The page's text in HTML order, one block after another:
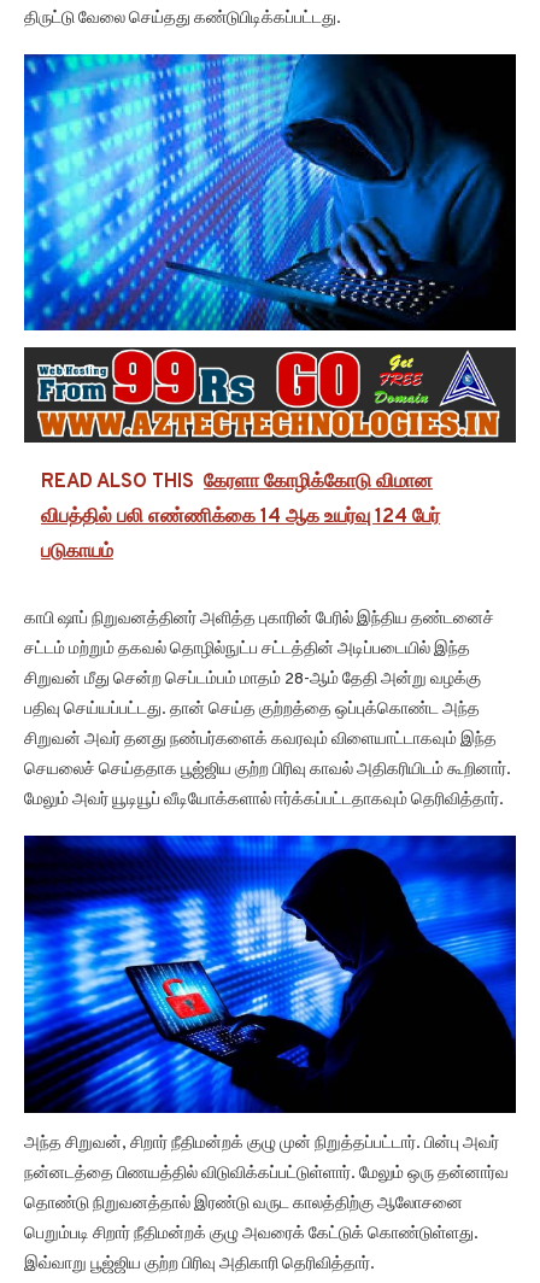
திருட்டு வேலை செய்தது கண்டுபிடிக்கப்பட்டது.
READ ALSO THIS கேரளா கோழிக்கோடு விமான
விபத்தில் பலி எண்ணிக்கை 14 ஆக உயர்வு 124 பேர்
படுகாயம்
காபி ஷாப் நிறுவனத்தினர் அளித்த புகாரின் பேரில் இந்திய தண்டனைச்
சட்டம் மற்றும் தகவல் தொழில்நுட்ப சட்டத்தின் அடிப்படையில் இந்த
சிறுவன் மீது சென்ற செப்டம்பம் மாதம் 28-ஆம் தேதி அன்று வழக்கு
பதிவு செய்யப்பட்டது. தான் செய்த குற்றத்தை ஒப்புக்கொண்ட அந்த
சிறுவன் அவர் தனது நண்பர்களைக் கவரவும் விளையாட்டாகவும் இந்த
செயலைச் செய்ததாக பூஜ்ஜிய குற்ற பிரிவு காவல் அதிகரியிடம் கூறினார்.
மேலும் அவர் யூடியூப் வீடியோக்களால் ஈர்க்கப்பட்டதாகவும் தெரிவித்தார்.
அந்த சிறுவன், சிறார் நீதிமன்றக் குழு முன் நிறுத்தப்பட்டார். பின்பு அவர்
நன்னடத்தை பிணயத்தில் விடுவிக்கப்பட்டுள்ளார். மேலும் ஒரு தன்னார்வ
தொண்டு நிறுவனத்தால் இரண்டு வருட காலத்திற்கு ஆலோசனை
பெறும்படி சிறார் நீதிமன்றக் குழு அவரைக் கேட்டுக் கொண்டுள்ளது.
இவ்வாறு பூஜ்ஜிய குற்ற பிரிவு அதிகாரி தெரிவித்தார்.